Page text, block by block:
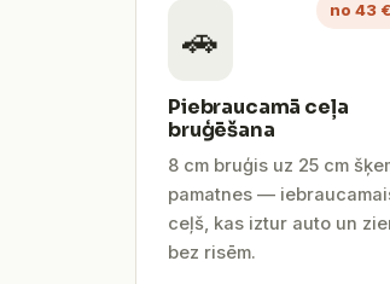
no 43
🚗
Piebraucamā ceļa
bruģēšana
8 cm bruģis uz 25 cm
pamatnes —
ceļš, kas iztur auto un
bez risēm.